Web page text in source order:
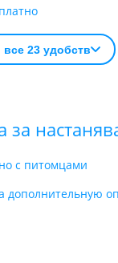
все 23 удобств
за
с питомцами
дополнительную